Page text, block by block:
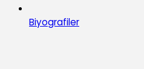
Biyografiler